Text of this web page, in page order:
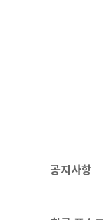
공지사항